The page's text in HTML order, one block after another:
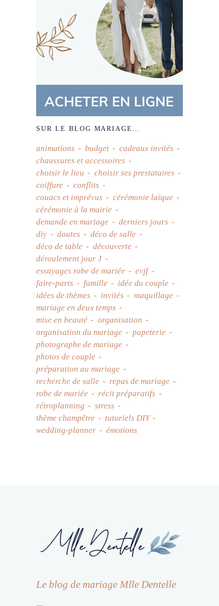
SUR LE BLOG MARIAGE…
animations budget
cadeaux invités
chaussures et accessoires
choisir le lieu
choisir ses prestataires
coiffure
conflits
couacs et imprévus
cérémonie laïque
cérémonie à la mairie
demande en mariage
derniers jours
diy
doutes
déco de salle
déco de table
découverte
déroulement jour J
essayages robe de mariée
evjf
faire-parts
famille
idée du couple
idées de thèmes
invités
maquillage
mariage en deux temps
mise en beauté
organisation
organisation du mariage
papeterie
photographe de mariage
photos de couple
préparation au mariage
recherche de salle
repas de mariage
robe de mariée
récit préparatifs
rétroplanning
stress
thème champêtre
tutoriels DIY
wedding-planner
émotions
Le blog de mariage Mlle Dentelle